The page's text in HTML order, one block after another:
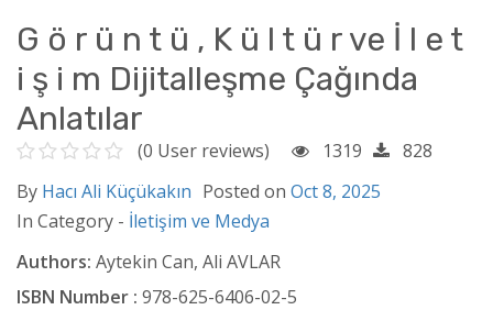
G ö r ü n t ü , K ü l t ü r ve İ l e t
i ş i m Dijitalleşme Çağında
Anlatılar
(0 User reviews) 1319
828
By Hacı Ali Küçükakın Posted on Oct 8, 2025
In Category - İletişim ve Medya
Authors: Aytekin Can, Ali AVLAR
ISBN Number : 978-625-6406-02-5